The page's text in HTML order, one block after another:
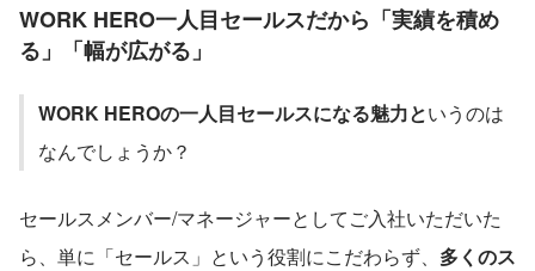
WORK HERO一人目セールスだから「実績を積め
る」「幅が広がる」
WORK HEROの一人目セールスになる魅力というのは
なんでしょうか？
セールスメンバー/マネージャーとしてご入社いただいた
ら、単に「セールス」という役割にこだわらず、 多くのス